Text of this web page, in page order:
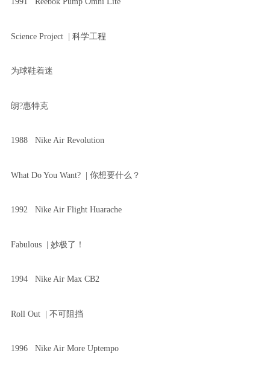
Science Project | 科学工程
为球鞋着迷
朗?惠特克
1988 Nike Air Revolution
What Do You Want? | 你想要什么？
1992 Nike Air Flight Huarache
Fabulous | 妙极了！
1994 Nike Air Max CB2
Roll Out | 不可阻挡
1996 Nike Air More Uptempo